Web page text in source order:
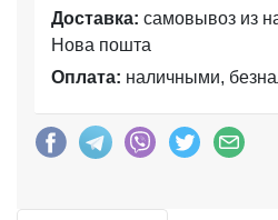
Доставка: самовывоз из
Нова пошта
Оплата: наличными,